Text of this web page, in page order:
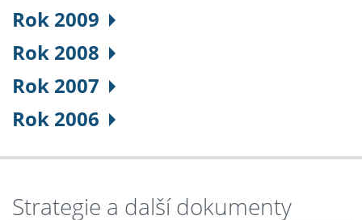
Rok 2009
Rok 2008
Rok 2007
Rok 2006
Strategie a další dokumenty